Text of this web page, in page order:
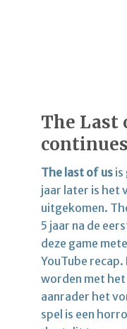
The Last
The last of us is
jaar later is het
uitgekomen.
5 jaar na de
deze game
YouTube
worden met het
aanrader het
spel is een